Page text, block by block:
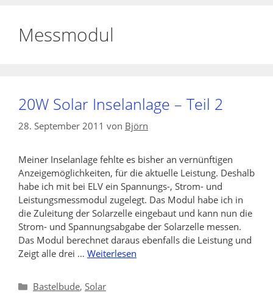
Messmodul
20W Solar Inselanlage – Teil 2
28. September 2011 von Björn
Meiner Inselanlage fehlte es bisher an vernünftigen
Anzeigemöglichkeiten, für die aktuelle Leistung. Deshalb
habe ich mit bei ELV ein Spannungs-, Strom- und
Leistungsmessmodul zugelegt. Das Modul habe ich in
die Zuleitung der Solarzelle eingebaut und kann nun die
Strom- und Spannungsabgabe der Solarzelle messen.
Das Modul berechnet daraus ebenfalls die Leistung und
Zeigt alle drei … Weiterlesen
Kategorien
Bastelbude, Solar